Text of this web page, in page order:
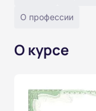
О профессии
О курсе